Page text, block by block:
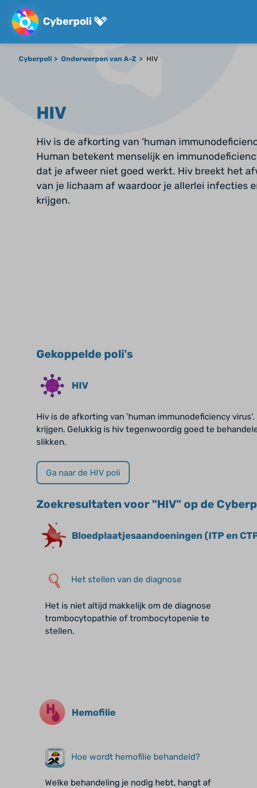
Cyberpoli
Cyberpoli Onderwerpen van A-Z HIV
HIV
Hiv is de afkorting van 'human
Human betekent menselijk en
dat je afweer niet goed werkt. Hiv breekt het
van je lichaam af waardoor je allerlei infecties
krijgen.
Gekoppelde poli's
HIV
Hiv is de afkorting van 'human immunodeficiency
krijgen. Gelukkig is hiv tegenwoordig goed te
slikken.
Ga naar de HIV poli
Zoekresultaten voor "HIV" op de
Bloedplaatjes­aandoeningen (ITP en
Het stellen van de diagnose
Het is niet altijd makkelijk om de diagnose
trombocytopathie of trombocytopenie te
stellen.
Hemofilie
Hoe wordt hemofilie behandeld?
Welke behandeling je nodig hebt, hangt af